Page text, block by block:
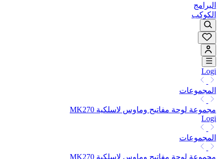
البرامج
الكوكب
Logi
المجموعات
مجموعة لوحة مفاتيح وماوس لاسلكية MK270
Logi
المجموعات
مجموعة لوحة مفاتيح وماوس لاسلكية MK270